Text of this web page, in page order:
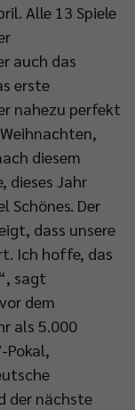
Alle 13 Spiele
auch das
erste
nahezu perfekt
diesem
dieses Jahr
Schönes. Der
dass unsere
Ich hoffe, das
sagt
dem
als 5.000
Pokal,
der nächste